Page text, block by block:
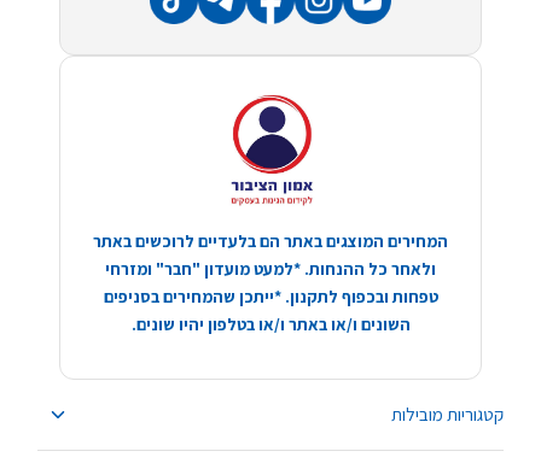
קטגוריות מובילות
המחירים המוצגים באתר הם בלעדיים לרוכשים באתר
ולאחר כל ההנחות. *למעט מועדון "חבר" ומזרחי
טפחות ובכפוף לתקנון. *ייתכן שהמחירים בסניפים
השונים ו/או באתר ו/או בטלפון יהיו שונים.